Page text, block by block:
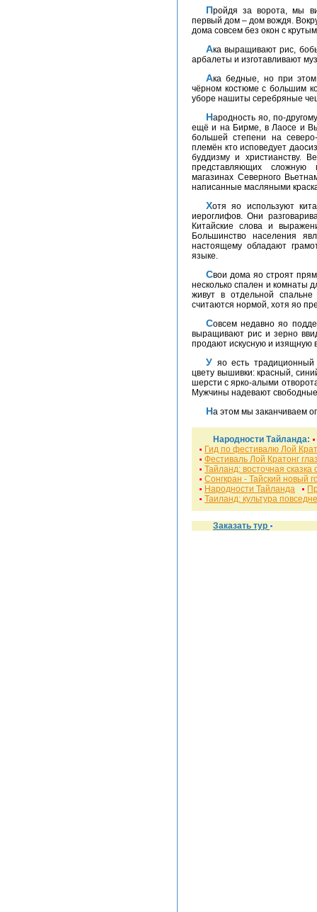
Пройдя за ворота, мы видим скульптуры совокупляющихся пар. Самый
первый дом – дом вождя.
дома совсем без окон с
Ака выращивают рис, бобы, просо, перец, чеснок, кунжут, овощи. Мастерят
арбалеты и изготавливают
Ака бедные, но при этом носят живописные наряды. Женщины ходят в
чёрном костюме с большим
уборе нашиты серебряные
Народность яо, по-другому, называют мин. Кроме Тайланда они проживают
ещё и на Бирме, в Лаосе и
большей степени на
племён кто исповедует
буддизму и христианству.
представляющих сложную
магазинах Северного
написанные масляными
Хотя яо используют китайскую письменность, китайцы не понимают их
иероглифов. Они
Китайские слова и
Большинство населения
настоящему обладают
языке.
Свои дома яо строят прямо на земле из деревянных досок. В жилище есть
несколько спален и комнаты
живут в отдельной
считаются нормой, хотя яо
Совсем недавно яо поддерживали себя продажей опиума. Но сейчас они
выращивают рис и зерно
продают искусную и изящную
У яо есть традиционный национальный костюм, который отличается по
цвету вышивки: красный,
шерсти с ярко-алыми
Мужчины надевают
На этом мы заканчиваем
Народности Тайланда:
Гид по фестивалю Лой
Фестиваль Лой Кратонг
Тайланд: восточная сказка
Сонгкран - Тайский новый
Народности Тайланда
Таиланд: культура
Заказать тур